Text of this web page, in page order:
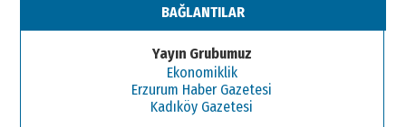
BAĞLANTILAR
Yayın Grubumuz
Ekonomiklik
Erzurum Haber Gazetesi
Kadıköy Gazetesi